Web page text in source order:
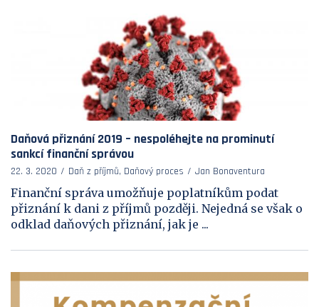
Daňová přiznání 2019 – nespoléhejte na prominutí
sankcí finanční správou
22. 3. 2020 Daň z příjmů, Daňový proces Jan Bonaventura
Finanční správa umožňuje poplatníkům podat
přiznání k dani z příjmů později. Nejedná se však o
odklad daňových přiznání, jak je ...